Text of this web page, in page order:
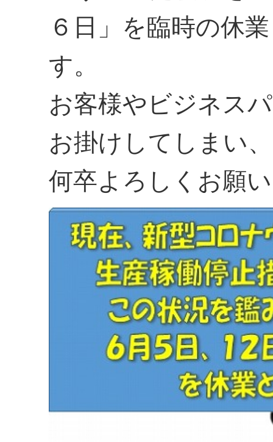
６日」を臨時の休
す。
お客様やビジネス
お掛けしてしまい
何卒よろしくお願